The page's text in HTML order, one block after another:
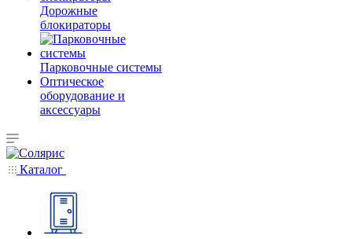
Дорожные
блокираторы
Парковочные системы
Оптическое
оборудование и
аксессуары
Каталог